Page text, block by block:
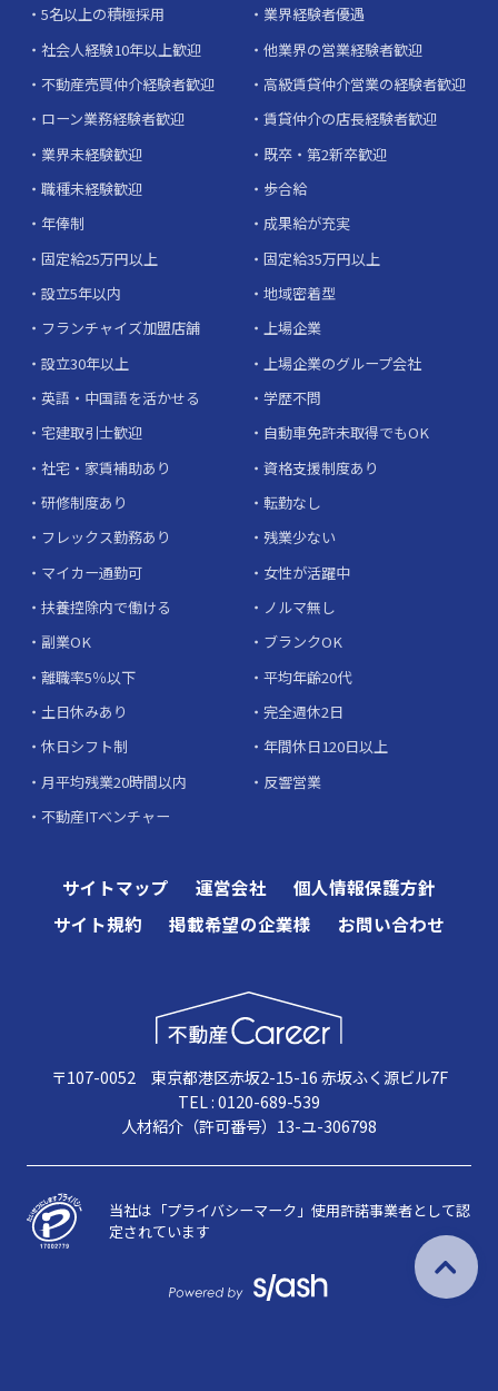
5名以上の積極採用
業界経験者優遇
社会人経験10年以上歓迎
他業界の営業経験者歓迎
不動産売買仲介経験者歓迎
高級賃貸仲介営業の経験者歓迎
ローン業務経験者歓迎
賃貸仲介の店長経験者歓迎
業界未経験歓迎
既卒・第2新卒歓迎
職種未経験歓迎
歩合給
年俸制
成果給が充実
固定給25万円以上
固定給35万円以上
設立5年以内
地域密着型
フランチャイズ加盟店舗
上場企業
設立30年以上
上場企業のグループ会社
英語・中国語を活かせる
学歴不問
宅建取引士歓迎
自動車免許未取得でもOK
社宅・家賃補助あり
資格支援制度あり
研修制度あり
転勤なし
フレックス勤務あり
残業少ない
マイカー通勤可
女性が活躍中
扶養控除内で働ける
ノルマ無し
副業OK
ブランクOK
離職率5％以下
平均年齢20代
土日休みあり
完全週休2日
休日シフト制
年間休日120日以上
月平均残業20時間以内
反響営業
不動産ITベンチャー
サイトマップ 運営会社
個人情報保護方針
サイト規約
掲載希望の企業様 お問い合わせ
〒107-0052 東京都港区赤坂2-15-16 赤坂ふく源ビル7F
TEL : 0120-689-539
人材紹介（許可番号）13-ユ-306798
当社は「プライバシーマーク」使用許諾事業者として認
定されています